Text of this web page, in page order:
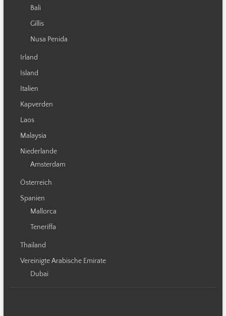
Bali
Gillis
Nusa Penida
Irland
Island
Italien
Kapverden
Laos
Malaysia
Niederlande
Amsterdam
Österreich
Spanien
Mallorca
Teneriffa
Thailand
Vereinigte Arabische Emirate
Dubai